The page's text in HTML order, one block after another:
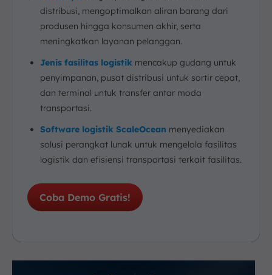
distribusi, mengoptimalkan aliran barang dari
produsen hingga konsumen akhir, serta
meningkatkan layanan pelanggan.
Jenis fasilitas logistik mencakup gudang untuk
penyimpanan, pusat distribusi untuk sortir cepat,
dan terminal untuk transfer antar moda
transportasi.
Software logistik ScaleOcean menyediakan
solusi perangkat lunak untuk mengelola fasilitas
logistik dan efisiensi transportasi terkait fasilitas.
Coba Demo Gratis!